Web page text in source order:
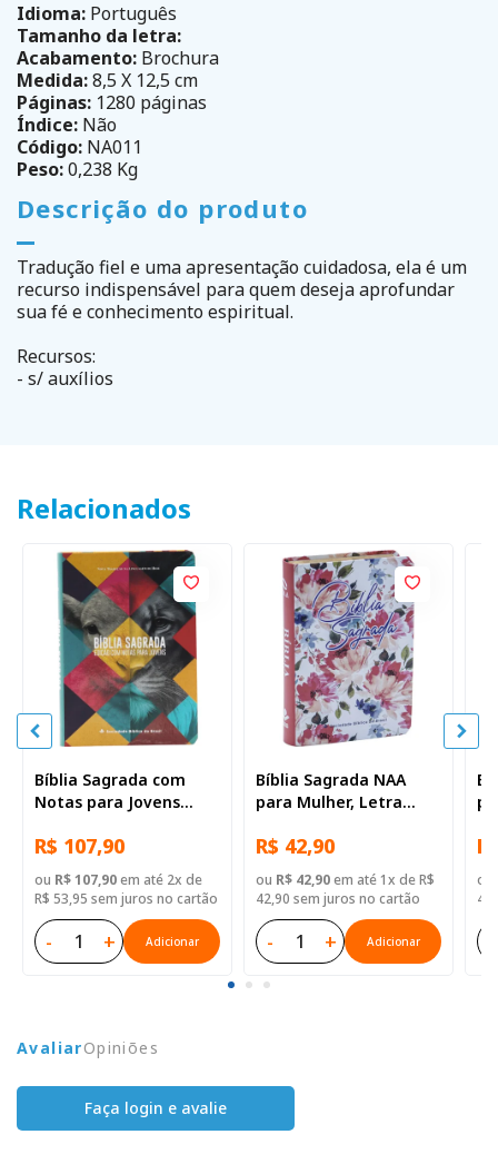
Idioma: Português
Tamanho da letra:
Acabamento: Brochura
Medida:8,5 X 12,5 cm
Páginas: 1280 páginas
Índice: Não
Código: NA011
Peso:0,238 Kg
Descrição do produto
Tradução fiel e uma apresentação cuidadosa, ela é um
recurso indispensável para quem deseja aprofundar
sua fé e conhecimento espiritual.
Recursos:
- s/ auxílios
Relacionados
Bíblia Sagrada com
Notas para Jovens
com mapa, Capa Semi
Flexível Ilustrada
R$ 107,90
ou R$ 107,90em até 2x de
R$ 53,95 sem juros no cartão
- + Adicionar
Bíblia Sagrada NAA
para Mulher, Letra
Flexível Ilustrada
R$ 42,90
ou R$ 42,90em até 1x de R$
42,90 sem juros no cartão
- + Adicionar
ou
AvaliarOpiniões
Faça login e avalie